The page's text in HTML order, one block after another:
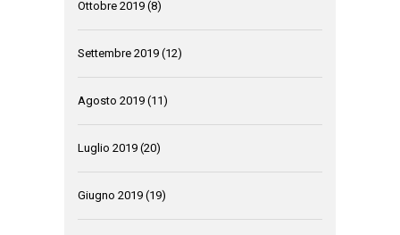
Ottobre 2019 (8)
Settembre 2019 (12)
Agosto 2019 (11)
Luglio 2019 (20)
Giugno 2019 (19)